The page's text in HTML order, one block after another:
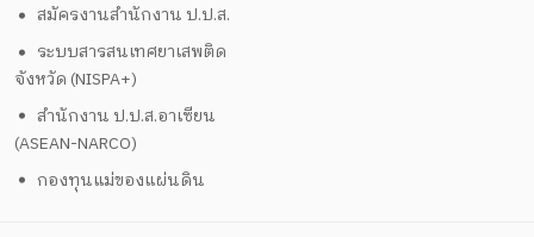
สมัครงานสำนักงาน ป.ป.ส.
ระบบสารสนเทศยาเสพติด
จังหวัด (NISPA+)
สำนักงาน ป.ป.ส.อาเซียน
(ASEAN-NARCO)
กองทุนแม่ของแผ่นดิน